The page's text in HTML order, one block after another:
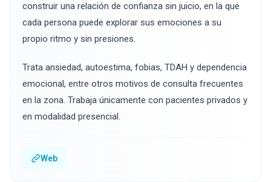
construir una relación de confianza sin juicio, en la que
cada persona puede explorar sus emociones a su
propio ritmo y sin presiones.
Trata ansiedad, autoestima, fobias, TDAH y dependencia
emocional, entre otros motivos de consulta frecuentes
en la zona. Trabaja únicamente con pacientes privados y
en modalidad presencial.
Web